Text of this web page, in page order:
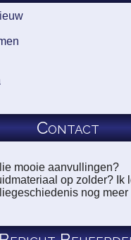
Contact
mooie aanvullingen?
op zolder? Ik
nog meer